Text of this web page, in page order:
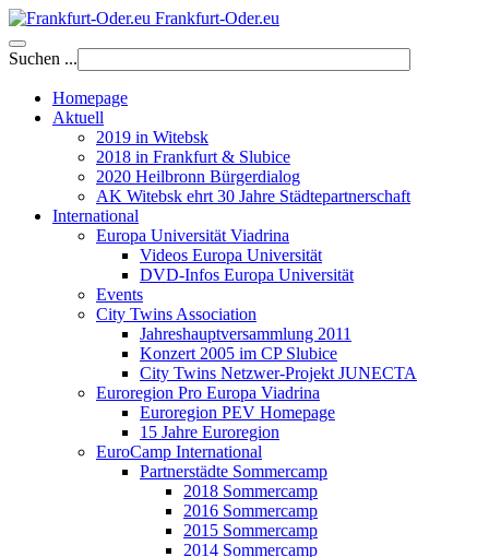
Frankfurt-Oder.eu
Suchen ...
Homepage
Aktuell
2019 in Witebsk
2018 in Frankfurt & Slubice
2020 Heilbronn Bürgerdialog
AK Witebsk ehrt 30 Jahre Städtepartnerschaft
International
Europa Universität Viadrina
Videos Europa Universität
DVD-Infos Europa Universität
Events
City Twins Association
Jahreshauptversammlung 2011
Konzert 2005 im CP Slubice
City Twins Netzwer-Projekt JUNECTA
Euroregion Pro Europa Viadrina
Euroregion PEV Homepage
15 Jahre Euroregion
EuroCamp International
Partnerstädte Sommercamp
2018 Sommercamp
2016 Sommercamp
2015 Sommercamp
2014 Sommercamp